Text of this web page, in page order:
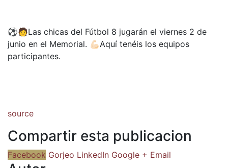
⚽️🧑Las chicas del Fútbol 8 jugarán el viernes 2 de
junio en el Memorial. 💪🏻Aquí tenéis los equipos
participantes.
source
Compartir esta publicacion
Facebook Gorjeo LinkedIn Google + Email